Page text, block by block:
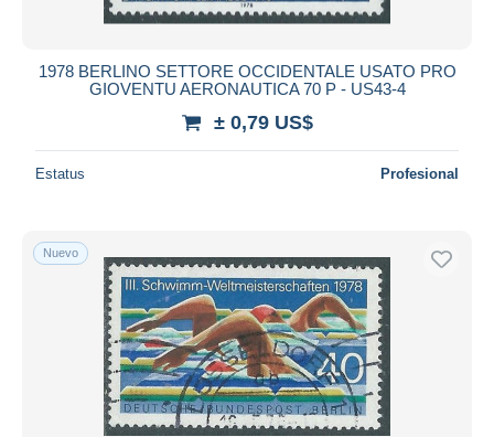
1978 BERLINO SETTORE OCCIDENTALE USATO PRO
GIOVENTU AERONAUTICA 70 P - US43-4
± 0,79 US$
Estatus Profesional
Nuevo